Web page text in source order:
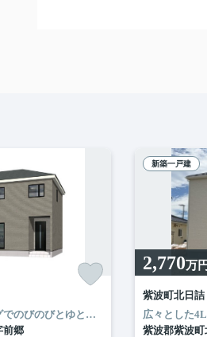
681-6957）にお問い合わせください
だけでも大丈夫です ぜひお気軽に無料フ
まで徒歩4分のおうち♪ ご相談だけでも大
付いていますので、お部屋ごとに好きなお
広々としたリビングでのびのびとゆとりのある空間を楽しめます。
前郷
新築一戸建
2,770万円
紫波町北日
紫波郡紫波町